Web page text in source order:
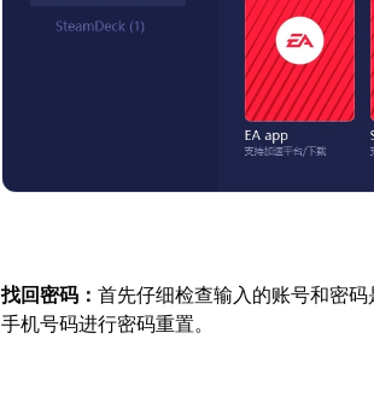
找回密码：首先仔细检查输入的账号和密
手机号码进行密码重置。